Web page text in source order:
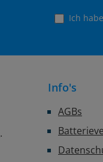
Ich
.
Info's
AGBs